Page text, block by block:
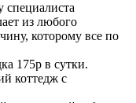
специалиста
из любого
которому все по
175р в сутки.
коттедж с